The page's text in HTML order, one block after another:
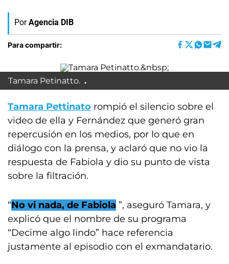
Por Agencia DIB
Para compartir:
Tamara Petinatto.
Tamara Pettinato rompió el silencio sobre el
video de ella y Fernández que generó gran
repercusión en los medios, por lo que en
diálogo con la prensa, y aclaró que no vio la
respuesta de Fabiola y dio su punto de vista
sobre la filtración.
“No vi nada, de Fabiola ”, aseguró Tamara, y
explicó que el nombre de su programa
“Decime algo lindo” hace referencia
justamente al episodio con el exmandatario.